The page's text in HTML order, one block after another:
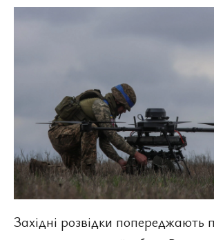
Західні розвідки попереджають